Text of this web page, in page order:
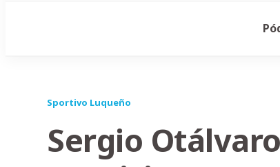
Sportivo Luqueño
Sergio